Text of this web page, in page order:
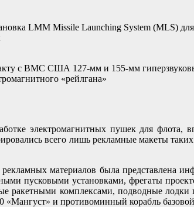
LMM Missile Launching System (MLS)
с ВМС США 127-мм и 155-мм
«рейлгана»
электромагнитных пушек для флота,
всего лишь рекламные макеты
материалов была представлена
пусковыми установками, фрегаты
ракетными комплексами, подводные
и противоминный корабль